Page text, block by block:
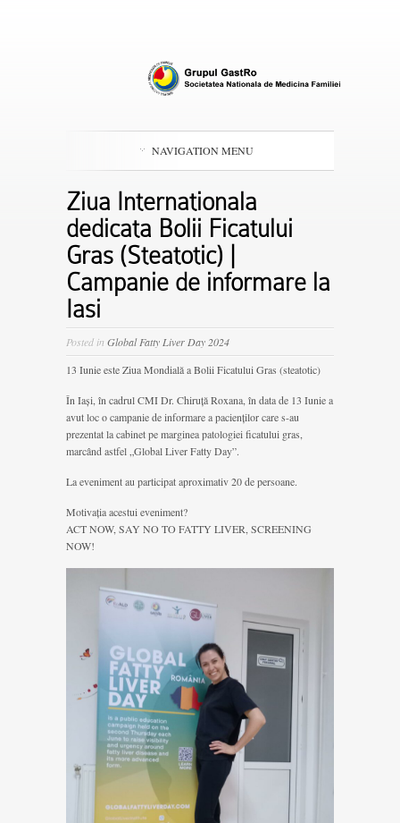
NAVIGATION MENU
Ziua Internationala
dedicata Bolii Ficatului
Gras (Steatotic) |
Campanie de informare la
Iasi
Posted in Global Fatty Liver Day 2024
13 Iunie este Ziua Mondială a Bolii Ficatului Gras (steatotic)
În Iași, în cadrul CMI Dr. Chiruță Roxana, în data de 13 Iunie a
avut loc o campanie de informare a pacienților care s-au
prezentat la cabinet pe marginea patologiei ficatului gras,
marcând astfel „Global Liver Fatty Day”.
La eveniment au participat aproximativ 20 de persoane.
Motivația acestui eveniment?
ACT NOW, SAY NO TO FATTY LIVER, SCREENING
NOW!